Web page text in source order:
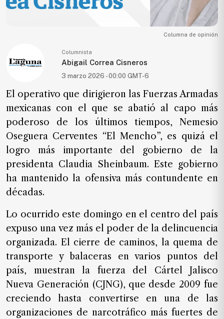
Ecología
Educación
Política
Economía
Negocios
Real
Estate
Gente
SUSCRIPTORES
Edición
digital
Nosotros
Columna de opinión
Columnista
Abigail Correa Cisneros
3 marzo 2026 - 00:00 GMT-6
El operativo que dirigieron las Fuerzas Armadas
mexicanas con el que se abatió al capo más
poderoso de los últimos tiempos, Nemesio
Oseguera Cerventes “El Mencho”, es quizá el
logro más importante del gobierno de la
presidenta Claudia Sheinbaum. Este gobierno
ha mantenido la ofensiva más contundente en
décadas.
Lo ocurrido este domingo en el centro del país
expuso una vez más el poder de la delincuencia
organizada. El cierre de caminos, la quema de
transporte y balaceras en varios puntos del
país, muestran la fuerza del Cártel Jalisco
Nueva Generación (CJNG), que desde 2009 fue
creciendo hasta convertirse en una de las
organizaciones de narcotráfico más fuertes de